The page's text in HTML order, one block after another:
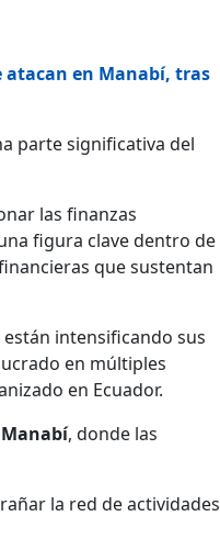
atacan en Manabí, tras
parte significativa del
las finanzas
figura clave dentro de
que sustentan
intensificando sus
en múltiples
en Ecuador.
Manabí, donde las
la red de actividades